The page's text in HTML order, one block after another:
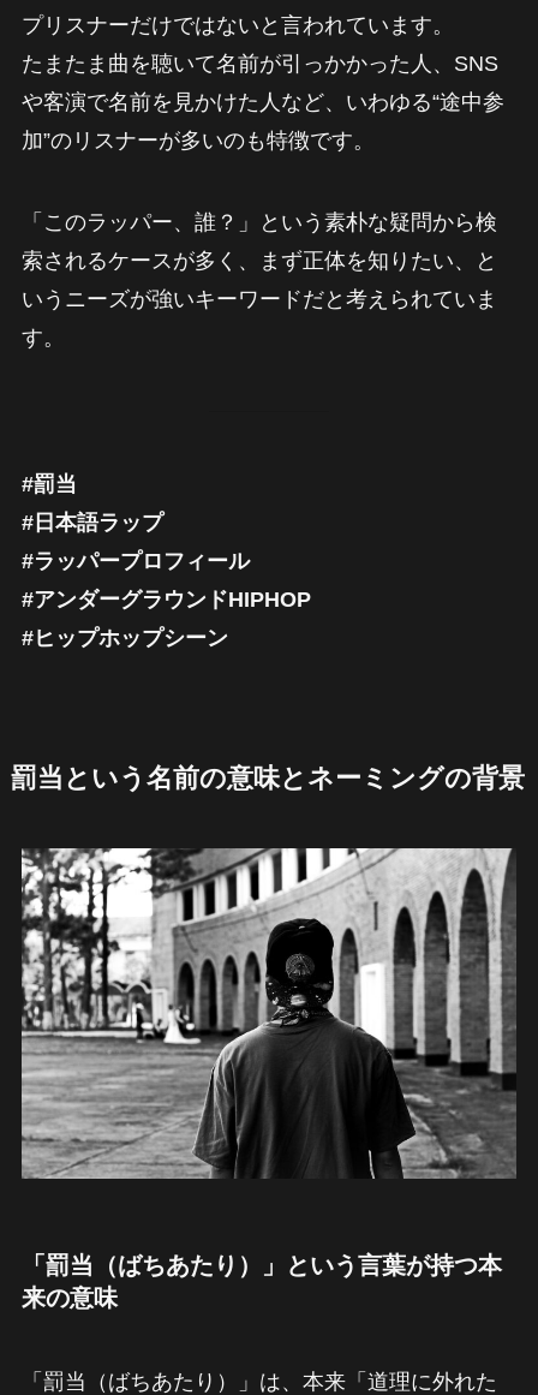
プリスナーだけではないと言われています。
たまたま曲を聴いて名前が引っかかった人、SNS
や客演で名前を見かけた人など、いわゆる“途中参
加”のリスナーが多いのも特徴です。
「このラッパー、誰？」という素朴な疑問から検
索されるケースが多く、まず正体を知りたい、と
いうニーズが強いキーワードだと考えられていま
す。
#罰当
#日本語ラップ
#ラッパープロフィール
#アンダーグラウンドHIPHOP
#ヒップホップシーン
罰当という名前の意味とネーミングの背景
「罰当（ばちあたり）」という言葉が持つ本
来の意味
「罰当（ばちあたり）」は、本来「道理に外れた